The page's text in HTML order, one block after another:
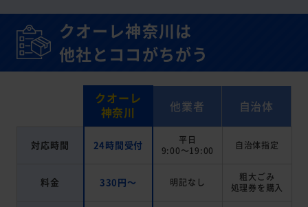
クオーレ神奈川は
他社とココがちがう
クオーレ
神奈川
他業者 自治体
対応時間 24時間受付
平日
9:00～19:00
自治体指定
料金 330円～ 明記なし
粗大ごみ
処理券を 購入